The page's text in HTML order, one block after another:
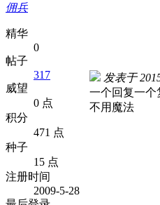
佣兵
精华
0
帖子
317
威望
0 点
积分
471 点
种子
15 点
注册时间
2009-5-28
发表于
一个回复一个
不用魔法